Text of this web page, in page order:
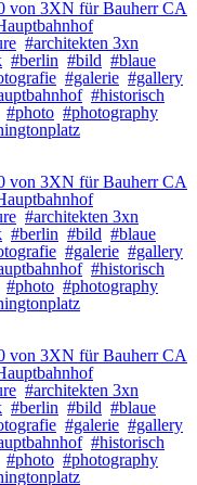
von 3XN für Bauherr CA
#architekten 3xn
#berlin #bild #blaue
#galerie #gallery
#historisch
#photo #photography
von 3XN für Bauherr CA
#architekten 3xn
#berlin #bild #blaue
#galerie #gallery
#historisch
#photo #photography
von 3XN für Bauherr CA
#architekten 3xn
#berlin #bild #blaue
#galerie #gallery
#historisch
#photo #photography